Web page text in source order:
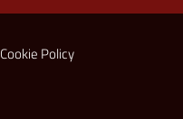
Cookie Policy